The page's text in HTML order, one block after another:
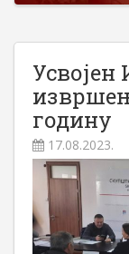
Усвојен
годину
17.08.2023.